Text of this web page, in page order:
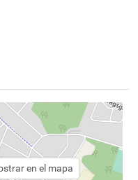
en el mapa